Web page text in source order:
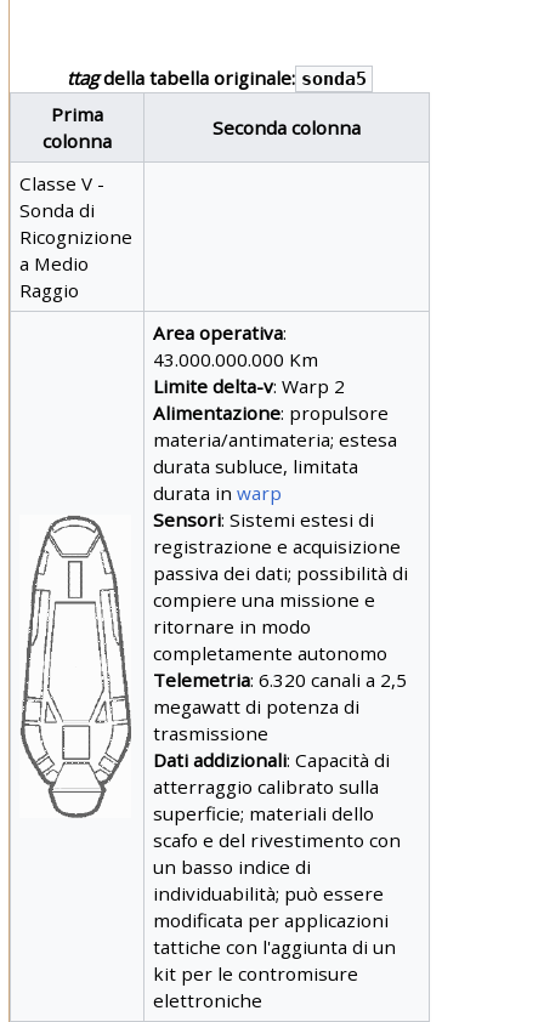
ttagdella tabella originale: sonda5
Prima
colonna
Seconda colonna
Classe V -
Sonda di
Ricognizione
a Medio
Raggio
Area operativa:
43.000.000.000 Km
Limite delta-v: Warp 2
Alimentazione: propulsore
materia/antimateria; estesa
durata subluce, limitata
durata inwarp
Sensori: Sistemi estesi di
registrazione e acquisizione
passiva dei dati; possibilità di
compiere una missione e
ritornare in modo
completamente autonomo
Telemetria: 6.320 canali a 2,5
megawatt di potenza di
trasmissione
Dati addizionali: Capacità di
atterraggio calibrato sulla
superficie; materiali dello
scafo e del rivestimento con
un basso indice di
individuabilità; può essere
modificata per applicazioni
tattiche con l'aggiunta di un
kit per le contromisure
elettroniche